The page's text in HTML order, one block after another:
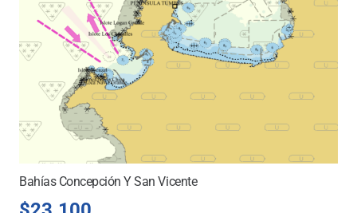
Bahías Concepción Y San Vicente